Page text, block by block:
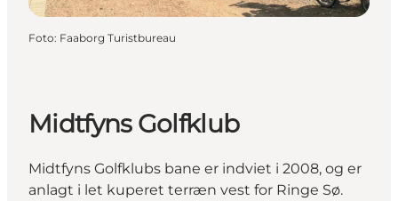
Foto: Faaborg Turistbureau
Midtfyns Golfklub
Midtfyns Golfklubs bane er indviet i 2008, og er
anlagt i let kuperet terræn vest for Ringe Sø.